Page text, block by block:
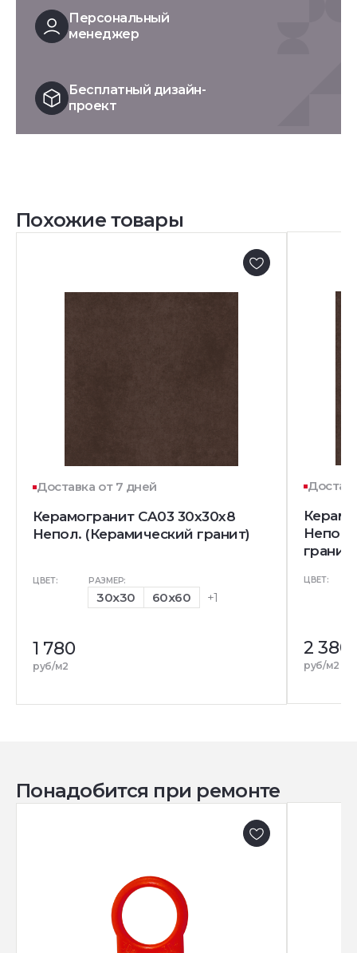
Персональный
менеджер
Бесплатный дизайн-
проект
Похожие товары
Доставка от 7 дней
Керамогранит CA03 30x30x8
Непол. (Керамический гранит)
ЦВЕТ: РАЗМЕР:
30x30 60x60 +1
1 780
руб/м2
гранит)
ЦВЕТ:
2 380
руб/м2
Понадобится при ремонте